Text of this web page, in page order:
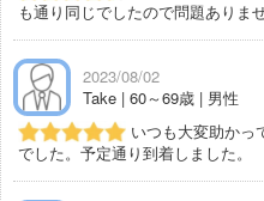
も通り同じでしたので問題ありませ
2023/08/02
Take | 60～69歳 | 男性
いつも大変助かっ
でした。予定通り到着しました。